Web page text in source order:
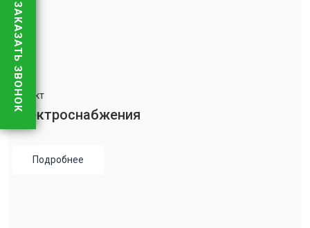
Проект
Электроснабжения
Подробнее
ЗАКАЗАТЬ ЗВОНОК